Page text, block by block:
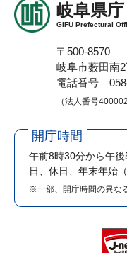
岐阜県庁
GIFU Prefectural
〒500-8570
岐阜市薮田南
電話番号 058-
（法人番号
開庁時間
午前8時30分から午
日、休日、年末年始
※一部、開庁時間の異な